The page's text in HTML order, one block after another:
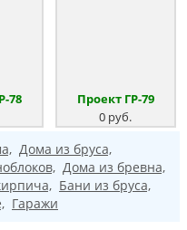
78
Проект ГР-79
0 руб.
Дома из бруса,
Дома из бревна,
Бани из бруса,
Гаражи